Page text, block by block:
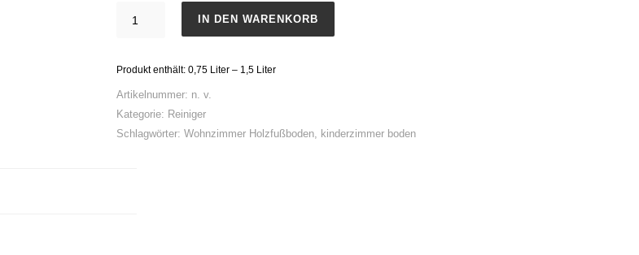
IN DEN WARENKORB
Produkt enthält: 0,75 Liter – 1,5 Liter
Artikelnummer: n. v.
Kategorie: Reiniger
Schlagwörter: Wohnzimmer Holzfußboden, kinderzimmer boden